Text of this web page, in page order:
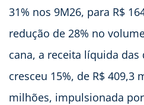
31% nos 9M26, para R$
redução de 28% no
cana, a receita líquida
cresceu 15%, de R$ 409,3
milhões, impulsionada